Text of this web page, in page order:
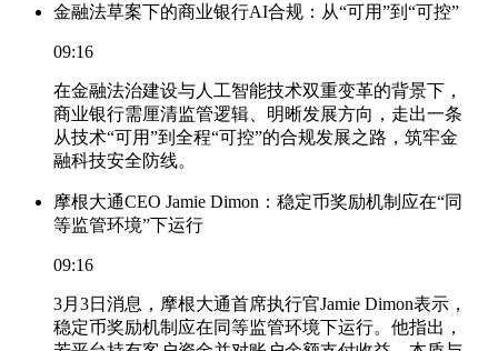
金融法草案下的商业银行AI合规：从“可用”到“可控”
09:16
在金融法治建设与人工智能技术双重变革的背景下，
商业银行需厘清监管逻辑、明晰发展方向，走出一条
从技术“可用”到全程“可控”的合规发展之路，筑牢金
融科技安全防线。
摩根大通CEO Jamie Dimon：稳定币奖励机制应在“同
等监管环境”下运行
09:16
3月3日消息，摩根大通首席执行官Jamie Dimon表示，
稳定币奖励机制应在同等监管环境下运行。他指出，